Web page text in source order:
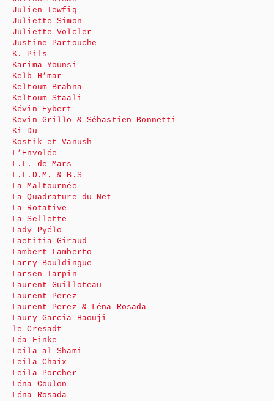
Julien Tewfiq
Juliette Simon
Juliette Volcler
Justine Partouche
K. Pils
Karima Younsi
Kelb H’mar
Keltoum Brahna
Keltoum Staali
Kévin Eybert
Kevin Grillo & Sébastien Bonnetti
Ki Du
Kostik et Vanush
L’Envolée
L.L. de Mars
L.L.D.M. & B.S
La Maltournée
La Quadrature du Net
La Rotative
La Sellette
Lady Pyélo
Laëtitia Giraud
Lambert Lamberto
Larry Bouldingue
Larsen Tarpin
Laurent Guilloteau
Laurent Perez
Laurent Perez & Léna Rosada
Laury Garcia Haouji
le Cresadt
Léa Finke
Leila al-Shami
Leila Chaix
Leila Porcher
Léna Coulon
Léna Rosada